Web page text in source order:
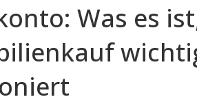
Was es